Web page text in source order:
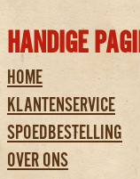
HANDIGE
HOME
KLANTENSERVICE
SPOEDBESTELLING
OVER ONS